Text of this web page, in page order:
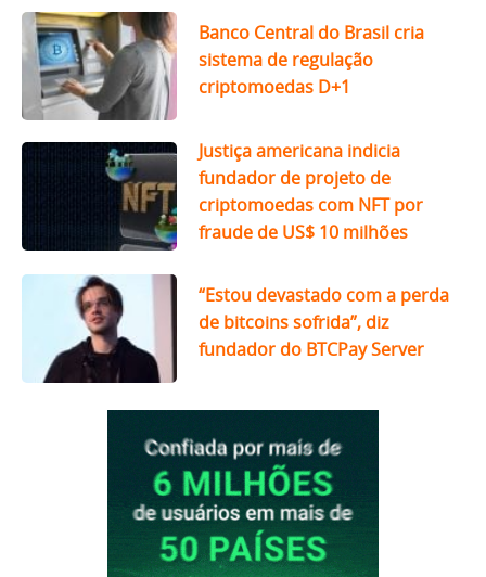
Banco Central do Brasil cria
sistema de regulação
criptomoedas D+1
Justiça americana indicia
fundador de projeto de
criptomoedas com NFT por
fraude de US$ 10 milhões
“Estou devastado com a perda
de bitcoins sofrida”, diz
fundador do BTCPay Server